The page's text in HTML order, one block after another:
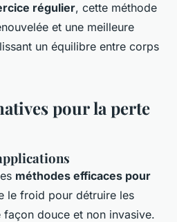
régulier, cette méthode
et une meilleure
un équilibre entre corps
pour la perte
méthodes efficaces pour
le froid pour détruire les
façon douce et non invasive.